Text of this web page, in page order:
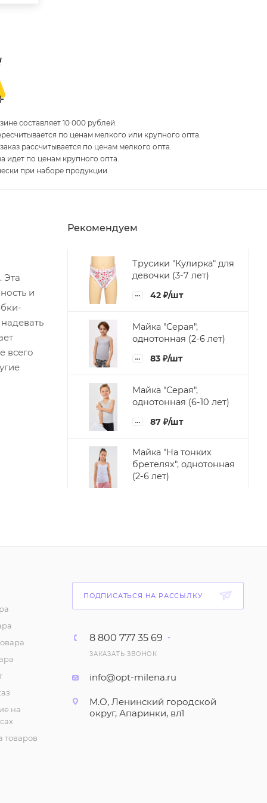
составляет 10 000 рублей.
по ценам мелкого или крупного опта.
рассчитывается по ценам мелкого опта.
идет по ценам крупного опта.
при наборе продукции.
Эта
и
всего
Рекомендуем
Трусики "Кулирка" для
девочки (3-7 лет)
42 ₽/шт
Майка "Серая",
однотонная (2-6 лет)
83 ₽/шт
Майка "Серая",
однотонная (6-10 лет)
87 ₽/шт
Майка "На тонких
бретелях", однотонная
(2-6 лет)
Майка с принтом для
девочки (6-10 лет)
девочки (1-4 года)
на
товаров
ПОДПИСАТЬСЯ НА РАССЫЛКУ
8 800 777 35 69
ЗАКАЗАТЬ ЗВОНОК
info@opt-milena.ru
М.О, Ленинский городской
округ, Апаринки, вл1